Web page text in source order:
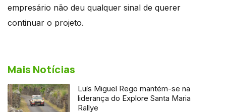
empresário não deu qualquer sinal de querer
continuar o projeto.
Mais Notícias
Luís Miguel Rego mantém-se na
liderança do Explore Santa Maria
Rallye